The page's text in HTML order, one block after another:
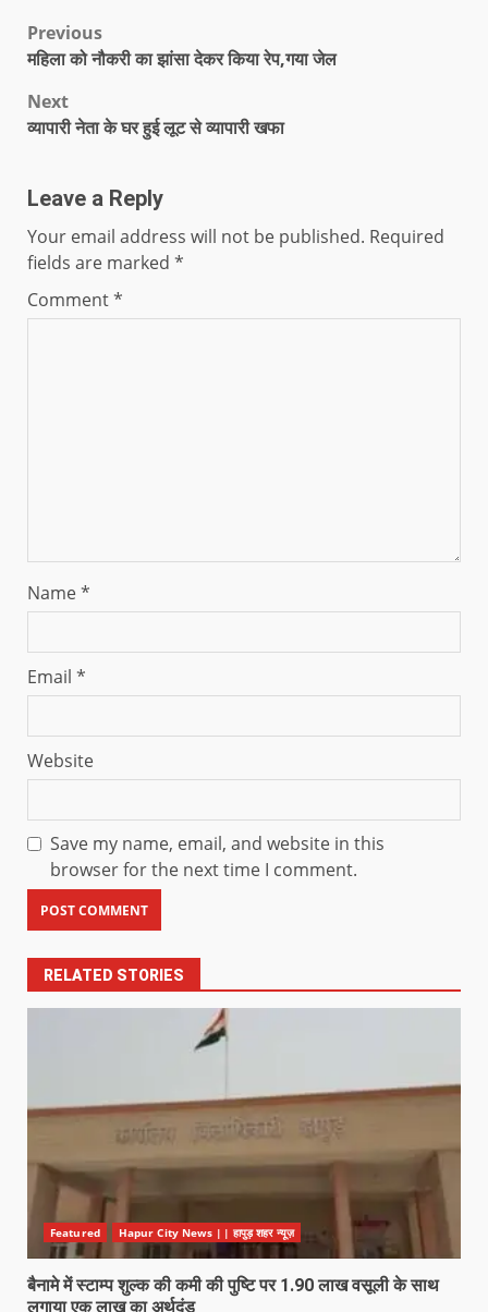
Previous
महिला को नौकरी का झांसा देकर किया रेप,गया जेल
Next
व्यापारी नेता के घर हुई लूट से व्यापारी खफा
Leave a Reply
Your email address will not be published. Required
fields are marked *
Comment*
Name*
Email *
Website
Save my name, email, and website in this
browser for the next time I comment.
RELATED STORIES
Featured Hapur City News || हापुड़ शहर न्यूज़
बैनामे में स्टाम्प शुल्क की कमी की पुष्टि पर 1.90 लाख वसूली के साथ
लगाया एक लाख का अर्थदंड